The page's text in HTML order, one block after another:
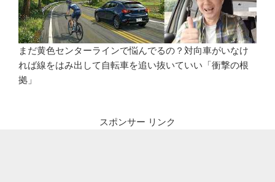
まだ黄色センターラインで悩んでるの？対向車がいなけ
れば線をはみ出して自転車を追い抜いていい「衝撃の根
拠」
スポンサー リンク